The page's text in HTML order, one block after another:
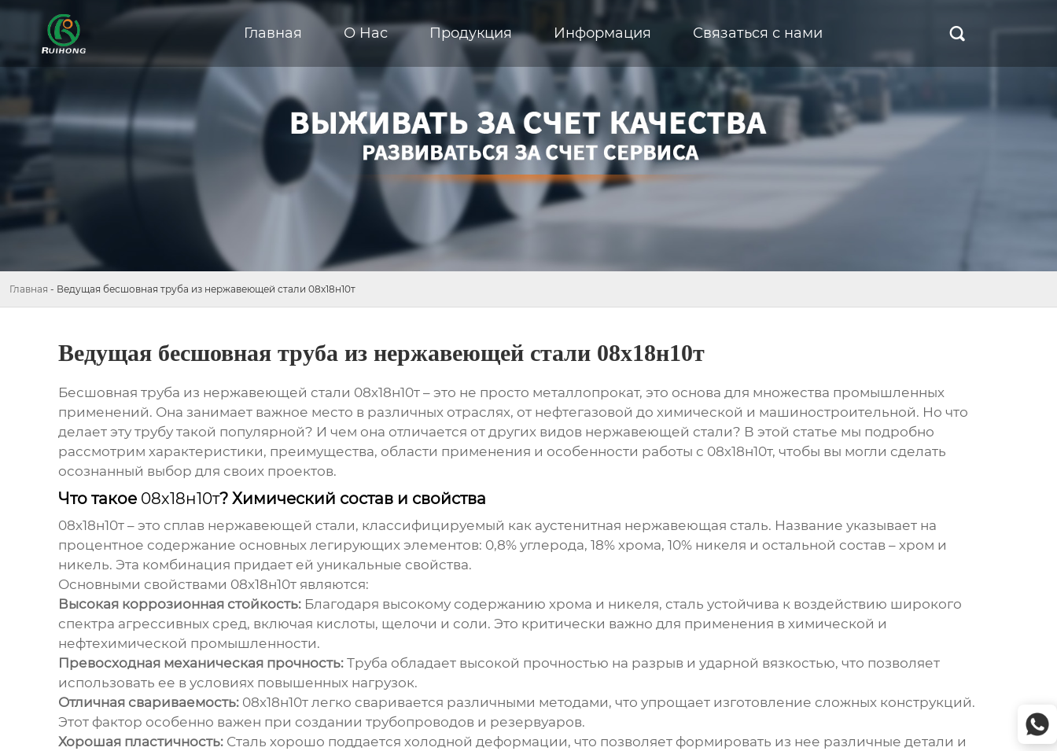
Главная О Hас Продукция Информация Связаться с нами 
Главная - Ведущая бесшовная труба из нержавеющей стали 08х18н10т
Ведущая бесшовная труба из нержавеющей стали 08х18н10т
Бесшовная труба из нержавеющей стали 08х18н10т– это не просто металлопрокат, это основа для множества промышленных
применений. Она занимает важное место в различных отраслях, от нефтегазовой до химической и машиностроительной. Но что
делает эту трубу такой популярной? И чем она отличается от других видов нержавеющей стали? В этой статье мы подробно
рассмотрим характеристики, преимущества, области применения и особенности работы с 08х18н10т, чтобы вы могли сделать
осознанный выбор для своих проектов.
Что такое 08х18н10т? Химический состав и свойства
08х18н10т– это сплав нержавеющей стали, классифицируемый как аустенитная нержавеющая сталь. Название указывает на
процентное содержание основных легирующих элементов: 0,8% углерода, 18% хрома, 10% никеля и остальной состав – хром и
никель. Эта комбинация придает ей уникальные свойства.
Основными свойствами 08х18н10тявляются:
Высокая коррозионная стойкость:Благодаря высокому содержанию хрома и никеля, сталь устойчива к воздействию широкого
спектра агрессивных сред, включая кислоты, щелочи и соли. Это критически важно для применения в химической и
нефтехимической промышленности.
Превосходная механическая прочность:Труба обладает высокой прочностью на разрыв и ударной вязкостью, что позволяет
использовать ее в условиях повышенных нагрузок.
Отличная свариваемость: 08х18н10тлегко сваривается различными методами, что упрощает изготовление сложных конструкций.
Этот фактор особенно важен при создании трубопроводов и резервуаров.
Хорошая пластичность:Сталь хорошо поддается холодной деформации, что позволяет формировать из нее различные детали и